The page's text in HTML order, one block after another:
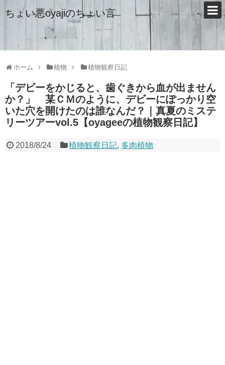
ちょい悪oyajiのちょい言
ホーム 植物 植物観察日記
「デビーをかじると、歯ぐきから血が出ません
か？」 某ＣＭのように、デビーにぽっかり空
いた穴を開けたのは誰なんだ？｜真夏のミステ
リーツアーvol.5【oyageeの植物観察日記】
2018/8/24 植物観察日記, 多肉植物